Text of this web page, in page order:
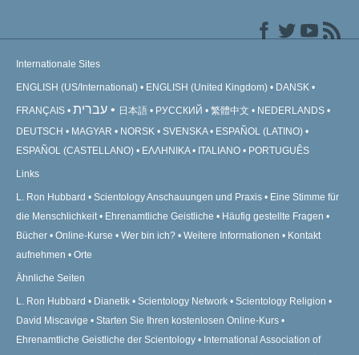
Internationale Sites
ENGLISH (US/International) ENGLISH (United Kingdom) DANSK
FRANÇAIS עברית 日本語 РУССКИЙ 繁體中文
NEDERLANDS
DEUTSCH
MAGYAR NORSK SVENSKA
ESPAÑOL (LATINO)
ESPAÑOL (CASTELLANO)
ΕΛΛΗΝΙΚA ITALIANO PORTUGUÊS
Links
L. Ron Hubbard Scientology Anschauungen und Praxis
Eine Stimme für
die Menschlichkeit
Ehrenamtliche Geistliche
Häufig gestellte Fragen
Bücher
Online-Kurse Wer bin ich? Weitere Informationen
Kontakt
aufnehmen
Orte
Ähnliche Seiten
L. Ron Hubbard Dianetik Scientology Network
Scientology Religion
David Miscavige
Starten Sie Ihren kostenlosen Online-Kurs
Ehrenamtliche Geistliche der Scientology
International Association of